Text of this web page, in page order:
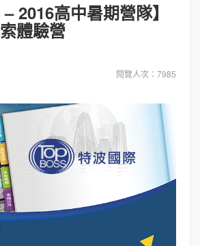
– 2016高中暑期營隊】
體驗營
閱覽人次：7985